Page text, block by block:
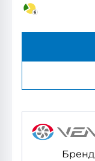
Бренд